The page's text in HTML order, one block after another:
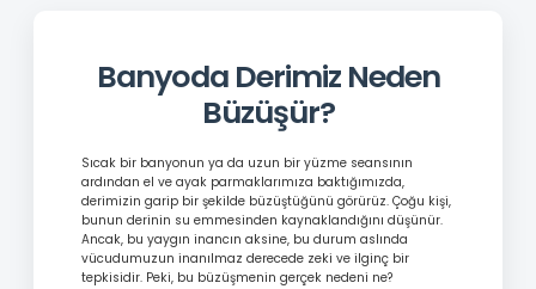
Banyoda Derimiz Neden
Büzüşür?
Sıcak bir banyonun ya da uzun bir yüzme seansının
ardından el ve ayak parmaklarımıza baktığımızda,
derimizin garip bir şekilde büzüştüğünü görürüz. Çoğu kişi,
bunun derinin su emmesinden kaynaklandığını düşünür.
Ancak, bu yaygın inancın aksine, bu durum aslında
vücudumuzun inanılmaz derecede zeki ve ilginç bir
tepkisidir. Peki, bu büzüşmenin gerçek nedeni ne?